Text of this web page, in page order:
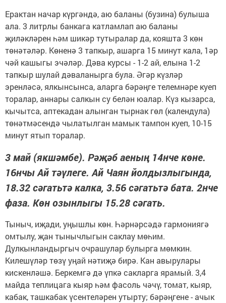
Ерактан начар күргәндә, аю баланы (бузина) булыша
ала. 3 литрлы банкага катламлап аю баланы
җиләкләрен һәм шикәр тутыралар да, кояшта 3 көн
төнәтәләр. Көненә 3 тапкыр, ашарга 15 минут кала, 1әр
чәй кашыгы эчәләр. Дәва курсы - 1-2 ай, елына 1-2
тапкыр шулай дәваланырга була. Әгәр күзләр
эренләсә, ялкынсынса, аларга бәрәңге телемнәре куеп
торалар, аннары салкын су белән юалар. Күз кызарса,
кычытса, аптекадан алынган тырнак гөл (календула)
төнәтмәсендә чылатылган мамык тампон куеп, 10-15
минут ятып торалар.
3 май (якшәмбе). Рәҗәб аеның 14нче көне.
16нчы Ай тәүлеге. Ай Чаян йолдызлыгында,
18.32 сәгатьтә калка, 3.56 сәгатьтә бата. 2нче
фаза. Көн озынлыгы 15.28 сәгать.
Тыныч, иҗади, уңышлы көн. Һәрнәрсәдә гармониягә
омтылу, җан тынычлыгын саклау мөһим.
Дулкынландыргыч очрашулар булырга мөмкин.
Килешүләр төзү уңай нәтиҗә бирә. Кан авырулары
кискенләшә. Беркемгә дә үпкә сакларга ярамый. 3,4
майда теплицага кыяр һәм фасоль чәчү, томат, кыяр,
кабак, ташкабак үсентеләрен утырту; бәрәңгене - ачык